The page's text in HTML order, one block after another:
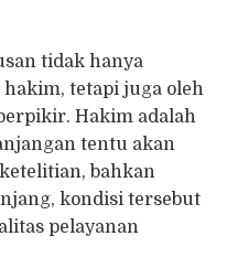
tidak hanya
tetapi juga oleh
Hakim adalah
tentu akan
bahkan
kondisi tersebut
pelayanan